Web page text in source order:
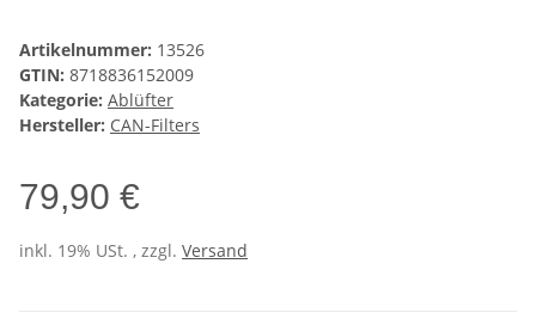
Artikelnummer: 13526
GTIN: 8718836152009
Kategorie: Ablüfter
Hersteller: CAN-Filters
79,90 €
inkl. 19% USt. , zzgl. Versand